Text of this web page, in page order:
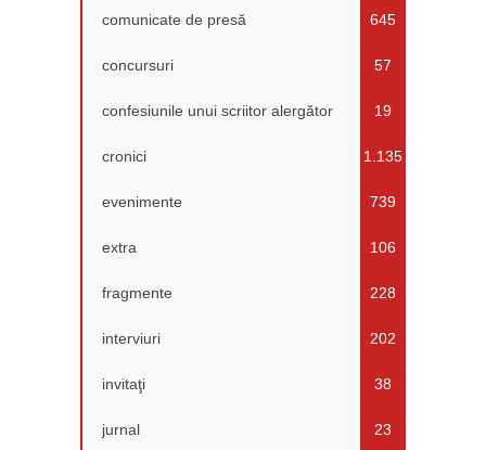
comunicate de presă 645
concursuri 57
confesiunile unui scriitor alergător 19
cronici 1.135
evenimente 739
extra 106
fragmente 228
interviuri 202
invitaţi 38
jurnal 23